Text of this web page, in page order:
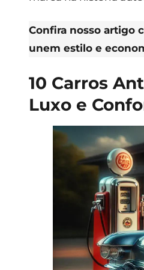
Confira nosso artigo
unem estilo e
10 Carros
Luxo e